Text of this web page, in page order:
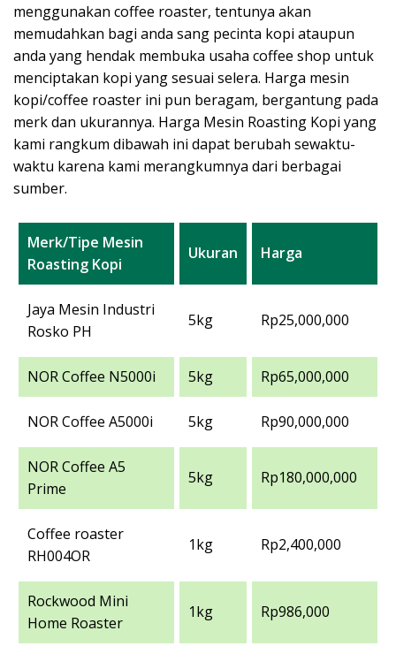
menggunakan coffee roaster, tentunya akan
memudahkan bagi anda sang pecinta kopi ataupun
anda yang hendak membuka usaha coffee shop untuk
menciptakan kopi yang sesuai selera. Harga mesin
kopi/coffee roaster ini pun beragam, bergantung pada
merk dan ukurannya. Harga Mesin Roasting Kopi yang
kami rangkum dibawah ini dapat berubah sewaktu-
waktu karena kami merangkumnya dari berbagai
sumber.
Merk/Tipe Mesin
Roasting Kopi
Ukuran Harga
Jaya Mesin Industri
Rosko PH
5kg Rp25,000,000
NOR Coffee N5000i 5kg Rp65,000,000
NOR Coffee A5000i 5kg Rp90,000,000
NOR Coffee A5
Prime
5kg Rp180,000,000
Coffee roaster
RH004OR
1kg Rp2,400,000
Rockwood Mini
Home Roaster
1kg Rp986,000